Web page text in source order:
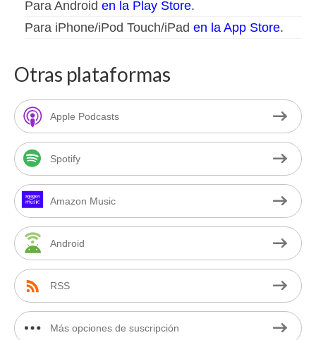
Para Android en la Play Store.
Para iPhone/iPod Touch/iPad en la App Store.
Otras plataformas
Apple Podcasts
Spotify
Amazon Music
Android
RSS
Más opciones de suscripción